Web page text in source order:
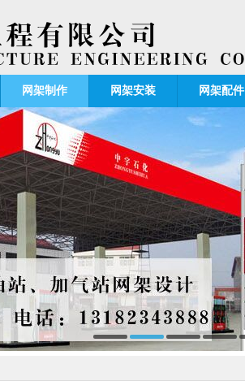
网架制作 网架安装 网架配件